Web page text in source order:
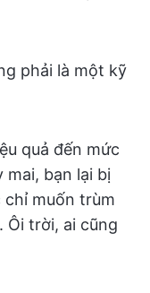
phải là một kỹ
quả đến mức
mai, bạn lại bị
muốn trùm
Ôi trời, ai cũng